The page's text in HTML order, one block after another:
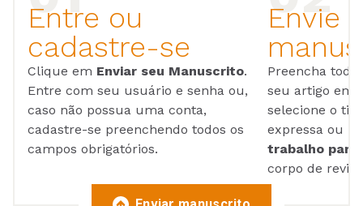
Entre ou
cadastre-se
Clique em Enviar seu Manuscrito.
Entre com seu usuário e senha ou,
caso não possua uma conta,
cadastre-se preenchendo todos os
campos obrigatórios.
Envie
Preencha
seu artigo em
selecione o
expressa ou
trabalho para
corpo de